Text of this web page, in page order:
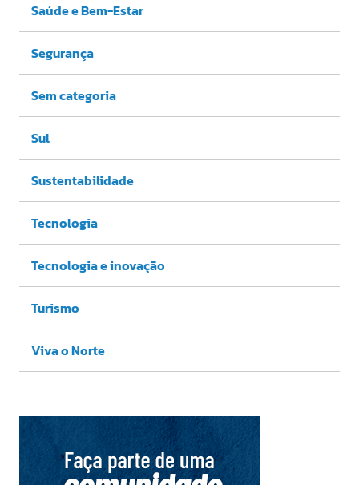
Saúde e Bem-Estar
Segurança
Sem categoria
Sul
Sustentabilidade
Tecnologia
Tecnologia e inovação
Turismo
Viva o Norte